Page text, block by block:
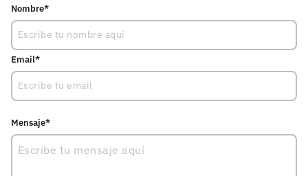
Nombre*
Email*
Mensaje*